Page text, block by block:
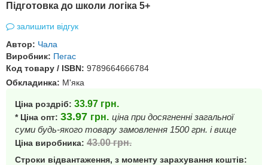
Підготовка до школи логіка 5+
залишити відгук
Автор: Чала
Виробник: Пегас
Код товару / ISBN: 9789664666784
Обкладинка: М'яка
Ціна роздріб: 33.97 грн.
* Ціна опт: 33.97 грн. ціна при досягненні загальної
суми будь-якого товару замовлення 1500 грн. і вище
Ціна виробника: 43.00грн.
Строки відвантаження, з моменту зарахування коштів: